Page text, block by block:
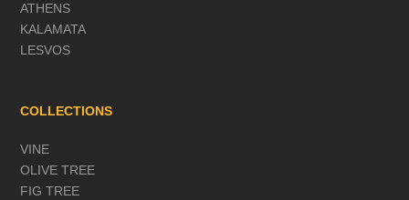
ATHENS
KALAMATA
LESVOS
COLLECTIONS
VINE
OLIVE TREE
FIG TREE